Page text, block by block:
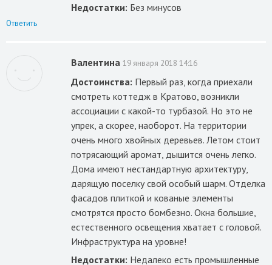
Недостатки: Без минусов
Ответить
Валентина 19 января 2018 14:16
Достоинства: Первый раз, когда приехали
смотреть коттедж в Кратово, возникли
ассоциации с какой-то турбазой. Но это не
упрек, а скорее, наоборот. На территории
очень много хвойных деревьев. Летом стоит
потрясающий аромат, дышится очень легко.
Дома имеют нестандартную архитектуру,
дарящую поселку свой особый шарм. Отделка
фасадов плиткой и кованые элементы
смотрятся просто бомбезно. Окна большие,
естественного освещения хватает с головой.
Инфраструктура на уровне!
Недостатки: Недалеко есть промышленные